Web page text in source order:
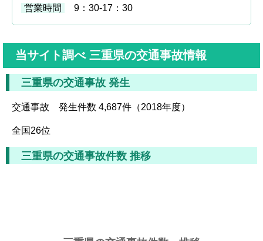
営業時間 9：30-17：30
当サイト調べ 三重県の交通事故情報
三重県の交通事故 発生
交通事故 発生件数 4,687件（2018年度）
全国26位
三重県の交通事故件数 推移